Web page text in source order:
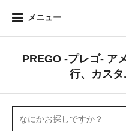
メニュー
PREGO -プレゴ- ア
行、カス